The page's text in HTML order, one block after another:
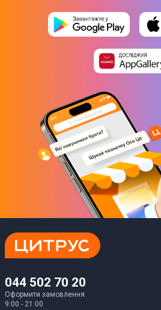
044 502 70 20
Оформити замовлення
9:00 - 21:00